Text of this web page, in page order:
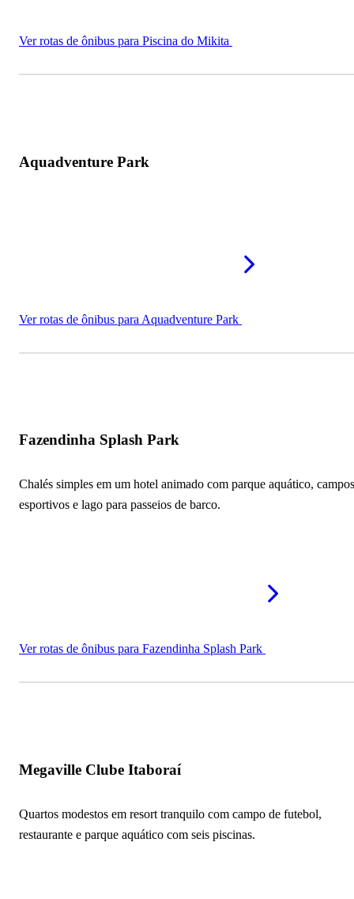
Ver rotas de ônibus para Piscina do Mikita
Aquadventure Park
Ver rotas de ônibus para Aquadventure Park
Fazendinha Splash Park
Chalés simples em um hotel animado com parque aquático, campos
esportivos e lago para passeios de barco.
Ver rotas de ônibus para Fazendinha Splash Park
Megaville Clube Itaboraí
Quartos modestos em resort tranquilo com campo de futebol,
restaurante e parque aquático com seis piscinas.